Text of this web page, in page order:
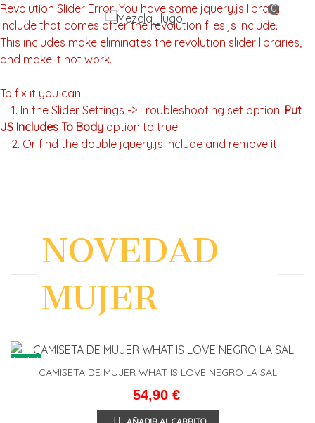
0
Revolution Slider Error: You have some jquery.js library
include that comes after the revolution files js include.
This includes make eliminates the revolution slider libraries,
and make it not work.
To fix it you can:
1. In the Slider Settings -> Troubleshooting set option: Put
JS Includes To Body option to true.
2. Or find the double jquery.js include and remove it.
NOVEDAD
MUJER
NEW
CAMISETA DE MUJER WHAT IS LOVE NEGRO LA SAL
54,90 €